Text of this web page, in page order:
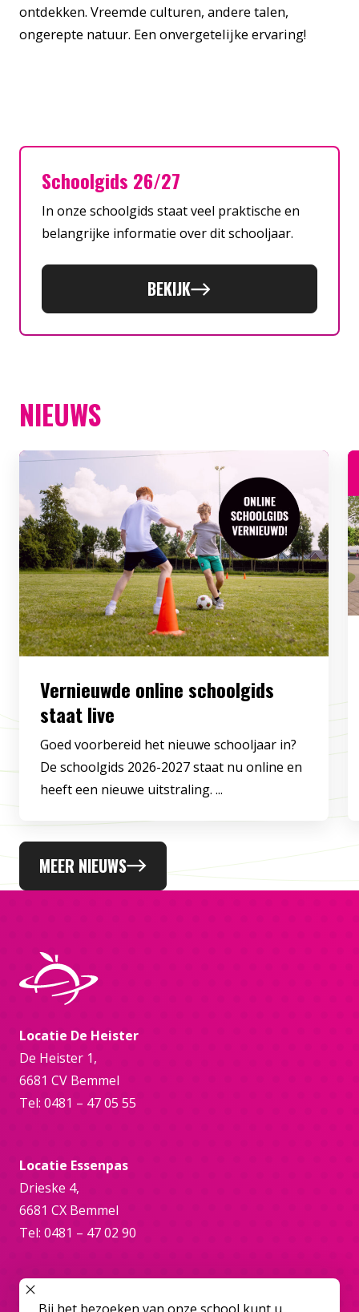
ontdekken. Vreemde culturen, andere talen,
ongerepte natuur. Een onvergetelijke ervaring!
Schoolgids 26/27
In onze schoolgids staat veel praktische en
belangrijke informatie over dit schooljaar.
BEKIJK
NIEUWS
Vernieuwde online schoolgids
staat live
Goed voorbereid het nieuwe schooljaar in?
De schoolgids 2026-2027 staat nu online en
heeft een nieuwe uitstraling. ...
MEER NIEUWS
Locatie De Heister
De Heister 1,
6681 CV Bemmel
Tel: 0481 – 47 05 55
Locatie Essenpas
Drieske 4,
6681 CX Bemmel
Tel: 0481 – 47 02 90
OnlineSLUIT POPUP